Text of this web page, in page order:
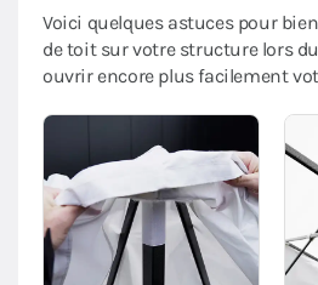
Voici quelques astuces pour
de toit sur votre structure lors
ouvrir encore plus facilement